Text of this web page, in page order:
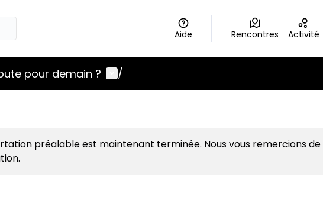
Aide Rencontres Activité
pour demain ? Menu utilisateur
/
préalable est maintenant terminée. Nous vous remercions